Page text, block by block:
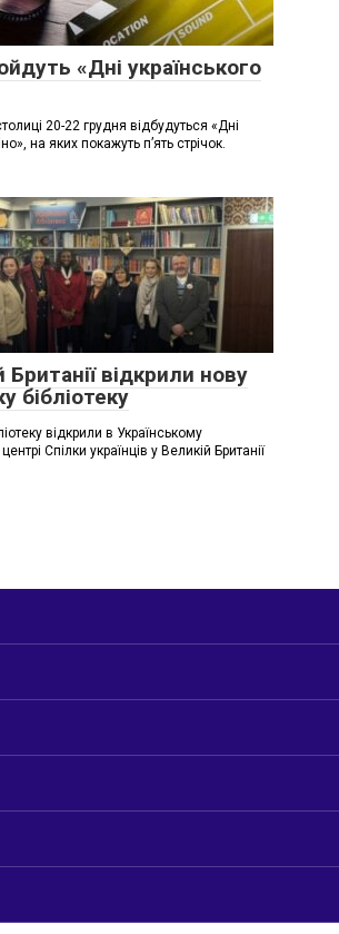
«Дні українського
20-22 грудня відбудуться «Дні
на яких покажуть п’ять стрічок.
Британії відкрили нову
бібліотеку
відкрили в Українському
Спілки українців у Великій Британії